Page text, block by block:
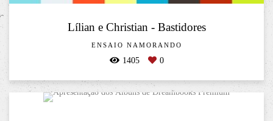
Lílian e Christian - Bastidores
ENSAIO NAMORANDO
1405 0